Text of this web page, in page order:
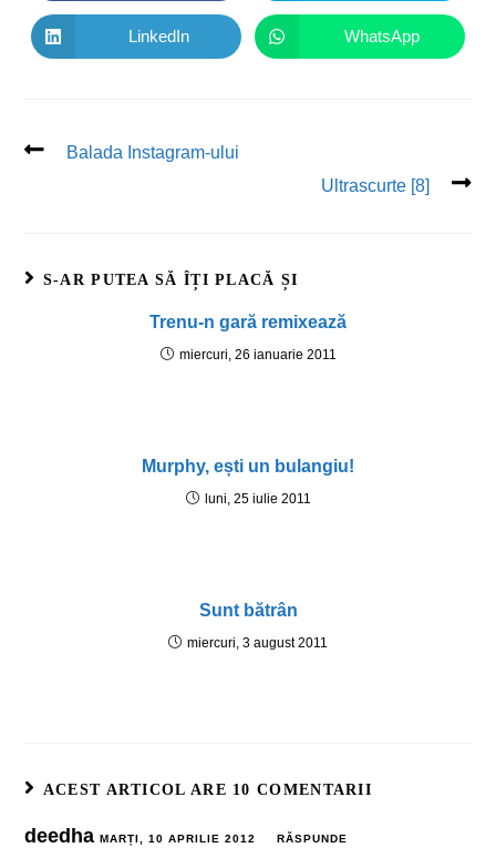
LinkedIn WhatsApp
Balada Instagram-ului
Ultrascurte [8]
S-AR PUTEA SĂ ÎȚI PLACĂ ȘI
Trenu-n gară remixează
miercuri, 26 ianuarie 2011
Murphy, ești un bulangiu!
luni, 25 iulie 2011
Sunt bătrân
miercuri, 3 august 2011
ACEST ARTICOL ARE 10 COMENTARII
deedhaMARȚI, 10 APRILIE 2012 RĂSPUNDE